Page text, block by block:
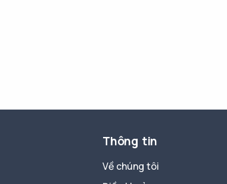
Thông tin
Về chúng tôi